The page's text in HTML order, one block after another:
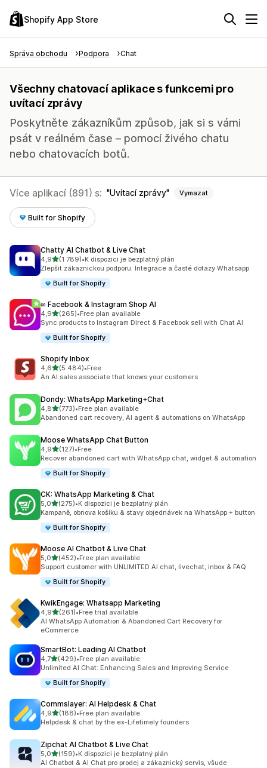
Shopify App Store
Správa obchodu Podpora Chat
Všechny chatovací aplikace s funkcemi pro
uvítací zprávy
Poskytněte zákazníkům způsob, jak si s vámi
psát v reálném čase – pomocí živého chatu
nebo chatovacích botů.
Více aplikací (891) s: Uvítací zprávy Vymazat
Built for Shopify
Chatty AI Chatbot & Live Chat
4,9z 5 hvězd
(1 789)
Celkový počet recenzí: 1789
•K dispozici je bezplatný plán
Zlepšit zákaznickou podporu: Integrace a časté dotazy Whatsapp
Built for Shopify
∞ Facebook & Instagram Shop AI
4,9z 5 hvězd
(265)
Celkový počet recenzí: 265
•Free plan available
Sync products to Instagram Direct & Facebook sell with Chat AI
Built for Shopify
Shopify Inbox
4,6z 5 hvězd
(5 484)
Celkový počet recenzí: 5484
•Free
An AI sales associate that knows your customers
Dondy: WhatsApp Marketing+Chat
4,8z 5 hvězd
(773)
Celkový počet recenzí: 773
•Free plan available
Abandoned cart recovery, AI agent & automations on WhatsApp
Moose WhatsApp Chat Button
4,9z 5 hvězd
(127)
Celkový počet recenzí: 127
•Free
Recover abandoned cart with WhatsApp chat, widget & automation
Built for Shopify
CK: WhatsApp Marketing & Chat
5,0z 5 hvězd
(275)
Celkový počet recenzí: 275
•K dispozici je bezplatný plán
Kampaně, obnova košíku & stavy objednávek na WhatsApp + button
Built for Shopify
Moose AI Chatbot & Live Chat
5,0z 5 hvězd
(452)
Celkový počet recenzí: 452
•Free plan available
Support customer with UNLIMITED AI chat, livechat, inbox & FAQ
Built for Shopify
KwikEngage: Whatsapp Marketing
4,9z 5 hvězd
(261)
Celkový počet recenzí: 261
•Free trial available
AI WhatsApp Automation & Abandoned Cart Recovery for
eCommerce
SmartBot: Leading AI Chatbot
4,7z 5 hvězd
(429)
Celkový počet recenzí: 429
•Free plan available
Unlimited AI Chat: Enhancing Sales and Improving Service
Built for Shopify
Commslayer: AI Helpdesk & Chat
4,9z 5 hvězd
(188)
Celkový počet recenzí: 188
•Free plan available
Helpdesk & chat by the ex-Lifetimely founders
Zipchat AI Chatbot & Live Chat
5,0z 5 hvězd
(159)
Celkový počet recenzí: 159
•K dispozici je bezplatný plán
AI Chatbot & AI Chat pro prodej a zákaznický servis, všude